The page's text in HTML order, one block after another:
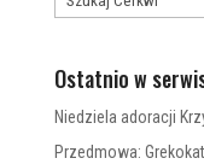
Ostatnio w
Niedziela adoracji
Przedmowa: